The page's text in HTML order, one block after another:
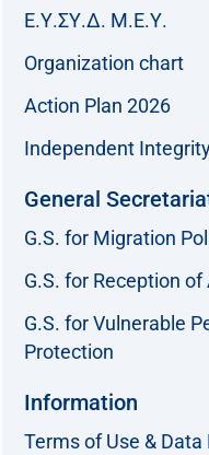
Ε.Υ.ΣΥ.Δ. Μ.Ε.Υ.
Organization chart
Action Plan 2026
Independent
General
G.S. for Migration
G.S. for Reception
G.S. for Vulnerable
Protection
Information
Terms of Use &